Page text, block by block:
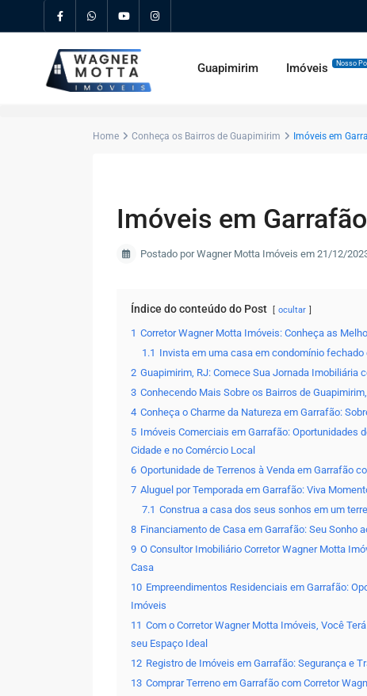
Guapimirim Imóveis Nosso
Home Conheça os Bairros de Guapimirim Imóveis em
Imóveis em Garrafão
Postado por Wagner Motta Imóveis em 21/12/
Índice do conteúdo do Post ocultar
1 Corretor Wagner Motta Imóveis: Conheça as
1.1 Invista em uma casa em condomínio fechado
2 Guapimirim, RJ: Comece Sua Jornada Imobiliária
3 Conhecendo Mais Sobre os Bairros de
4 Conheça o Charme da Natureza em Garrafão:
5 Imóveis Comerciais em Garrafão: Oportunidades
Cidade e no Comércio Local
6 Oportunidade de Terrenos à Venda em Garrafão
7 Aluguel por Temporada em Garrafão: Viva
7.1 Construa a casa dos seus sonhos em um
8 Financiamento de Casa em Garrafão: Seu Sonho
9 O Consultor Imobiliário Corretor Wagner Motta
Casa
10 Empreendimentos Residenciais em Garrafão:
Imóveis
11 Com o Corretor Wagner Motta Imóveis, Você
seu Espaço Ideal
12 Registro de Imóveis em Garrafão: Segurança e
13 Comprar Terreno em Garrafão com Corretor